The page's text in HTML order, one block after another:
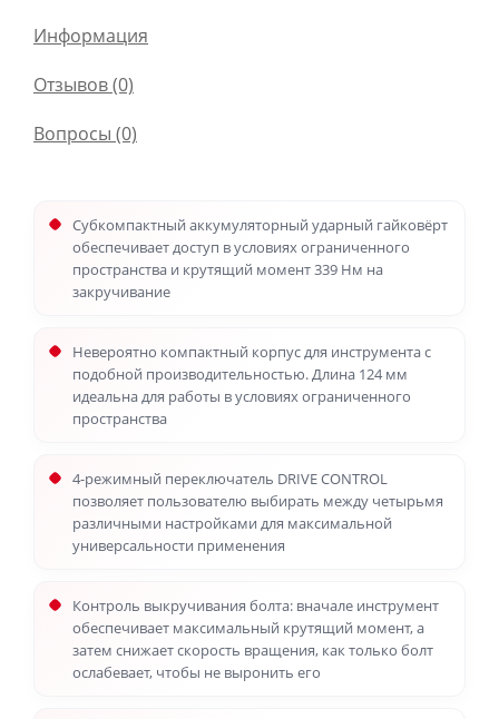
Информация
Отзывов (0)
Вопросы (0)
Субкомпактный аккумуляторный ударный гайковёрт
обеспечивает доступ в условиях ограниченного
пространства и крутящий момент 339 Нм на
закручивание
Невероятно компактный корпус для инструмента с
подобной производительностью. Длина 124 мм
идеальна для работы в условиях ограниченного
пространства
4-режимный переключатель DRIVE CONTROL
позволяет пользователю выбирать между четырьмя
различными настройками для максимальной
универсальности применения
Контроль выкручивания болта: вначале инструмент
обеспечивает максимальный крутящий момент, а
затем снижает скорость вращения, как только болт
ослабевает, чтобы не выронить его